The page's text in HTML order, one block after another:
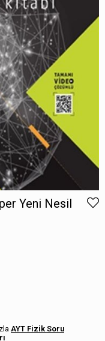
Yeni Nesil
AYT Fizik Soru